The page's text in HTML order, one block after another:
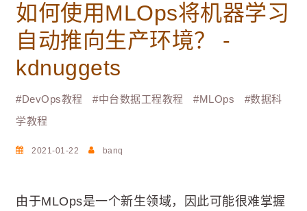
如何使用MLOps将机器学习
自动推向生产环境？ -
kdnuggets
#DevOps教程 #中台数据工程教程 #MLOps #数据科
学教程
2021-01-22 banq
由于MLOps是一个新生领域，因此可能很难掌握